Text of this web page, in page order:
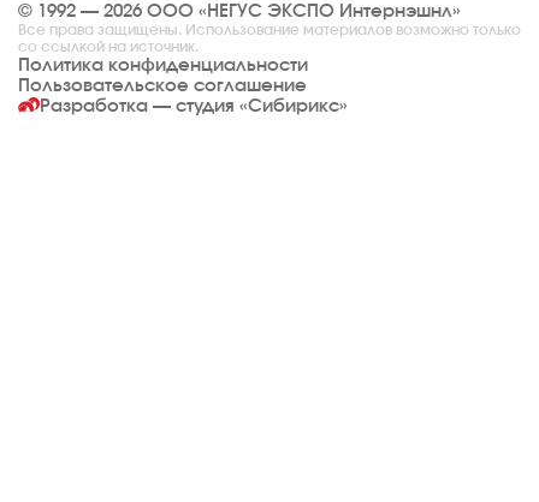
© 1992 — 2026 ООО «НЕГУС ЭКСПО Интернэшнл»
Все права защищены. Использование материалов возможно только
со ссылкой на источник.
Политика конфиденциальности
Пользовательское соглашение
Разработка — студия «Сибирикс»